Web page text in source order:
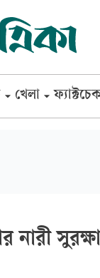
খেলা ফ্যাক্টচেক